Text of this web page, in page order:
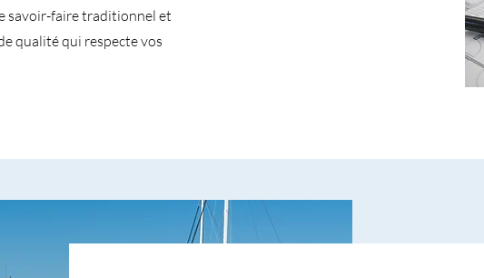
savoir-faire traditionnel et
qualité qui respecte vos